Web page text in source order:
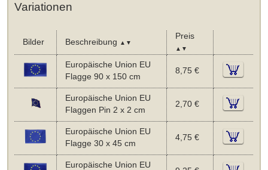
Variationen
Bilder Beschreibung ▲▼
Preis
▲▼
Europäische Union EU
Flagge 90 x 150 cm
8,75 €
Europäische Union EU
Flaggen Pin 2 x 2 cm
2,70 €
Europäische Union EU
Flagge 30 x 45 cm
4,75 €
Europäische Union EU